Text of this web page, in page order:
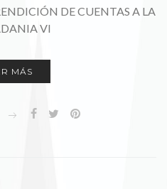
DE CUENTAS A LA
VI
MÁS